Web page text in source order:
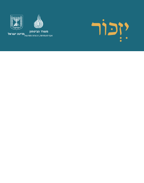
מדינת ישראל
משרד הביטחון
אגף משפחות, הנצחה ומורשת